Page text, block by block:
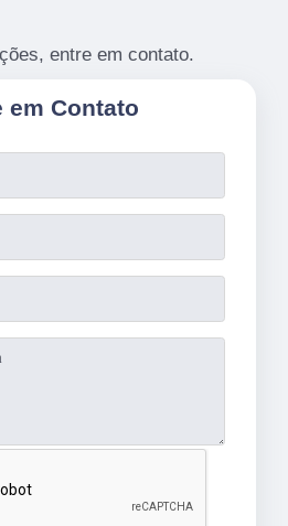
entre em contato.
em Contato